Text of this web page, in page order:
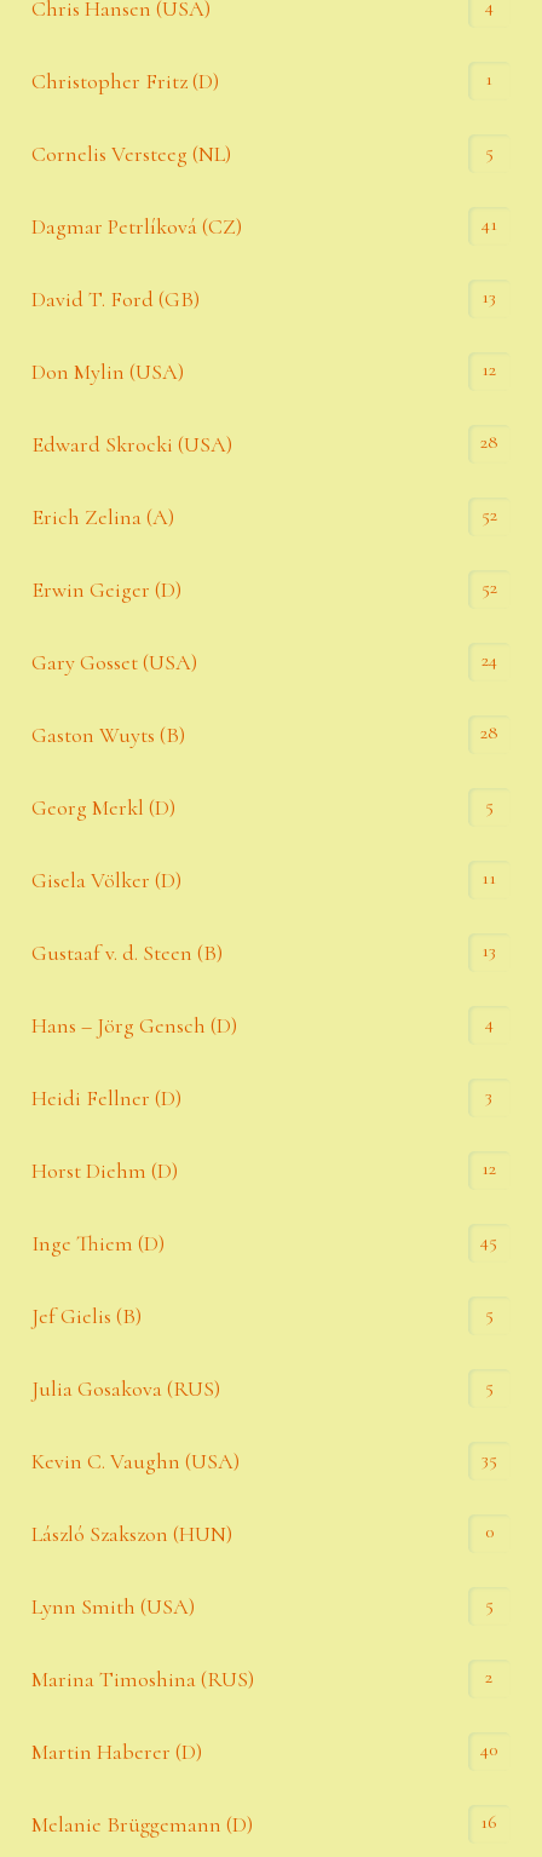
Chris Hansen (USA) 4
Christopher Fritz (D) 1
Cornelis Versteeg (NL) 5
Dagmar Petrlíková (CZ) 41
David T. Ford (GB) 13
Don Mylin (USA) 12
Edward Skrocki (USA) 28
Erich Zelina (A) 52
Erwin Geiger (D) 52
Gary Gosset (USA) 24
Gaston Wuyts (B) 28
Georg Merkl (D) 5
Gisela Völker (D) 11
Gustaaf v. d. Steen (B) 13
Hans – Jörg Gensch (D) 4
Heidi Fellner (D) 3
Horst Diehm (D) 12
Inge Thiem (D) 45
Jef Gielis (B) 5
Julia Gosakova (RUS) 5
Kevin C. Vaughn (USA) 35
László Szakszon (HUN) 0
Lynn Smith (USA) 5
Marina Timoshina (RUS) 2
Martin Haberer (D) 40
Melanie Brüggemann (D) 16